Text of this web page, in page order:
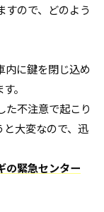
すので、どのよう
内に鍵を閉じ込め
。
た不注意で起こり
と大変なので、迅
の緊急センター